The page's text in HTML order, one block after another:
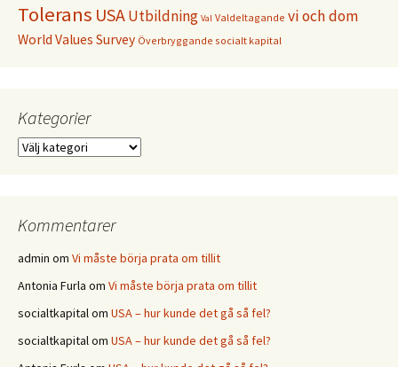
Tolerans USAUtbildning Val Valdeltagande vi och dom
World Values Survey Överbryggande socialt kapital
Kategorier
Kategorier
Kommentarer
admin om Vi måste börja prata om tillit
Antonia Furla om Vi måste börja prata om tillit
socialtkapitalom USA – hur kunde det gå så fel?
socialtkapitalom USA – hur kunde det gå så fel?